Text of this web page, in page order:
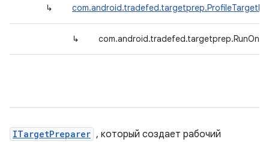
↳
↳
ITargetPreparer , который создает рабочий